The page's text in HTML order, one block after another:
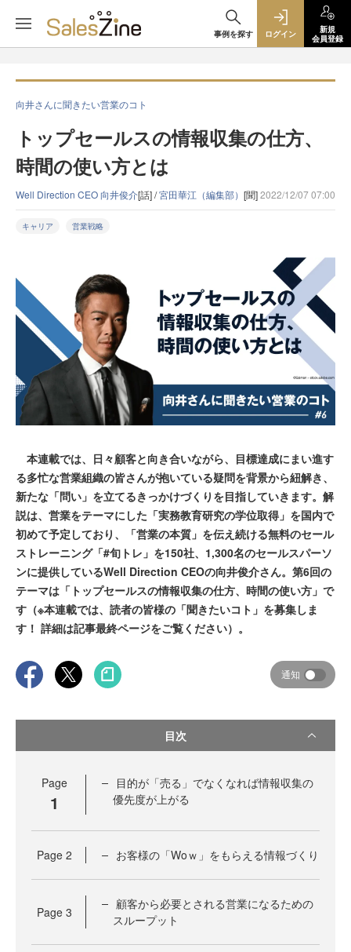
事例を探す ログイン
新規
会員登録
向井さんに聞きたい営業のコト
トップセールスの情報収集の仕方、
時間の使い方とは
Well Direction CEO 向井俊介[話] /宮田華江（編集部） [聞]2022/12/07 07:00
キャリア 営業戦略
本連載では、日々顧客と向き合いながら、目標達成にまい進す
る多忙な営業組織の皆さんが抱いている疑問を背景から紐解き、
新たな「問い」を立てるきっかけづくりを目指していきます。解
説は、営業をテーマにした「実務教育研究の学位取得」を国内で
初めて予定しており、「営業の本質」を伝え続ける無料のセール
ストレーニング「#旬トレ」を150社、1,300名のセールスパーソ
ンに提供しているWell Direction CEOの向井俊介さん。第6回の
テーマは「トップセールスの情報収集の仕方、時間の使い方」で
す（※本連載では、読者の皆様の「聞きたいコト」を募集しま
す！ 詳細は記事最終ページをご覧ください）。
通知
目次
Page
1
目的が「売る」でなくなれば情報収集の
優先度が上がる
Page 2 お客様の「Woｗ」をもらえる情報づくり
Page 3
顧客から必要とされる営業になるための
スループット